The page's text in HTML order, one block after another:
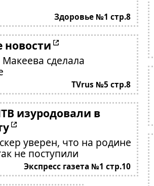
Здоровье №1 стр.8
новости
Макеева сделала
TVrus №5 стр.8
изуродовали в
уверен, что на родине
так не поступили
Экспресс газета №1 стр.10